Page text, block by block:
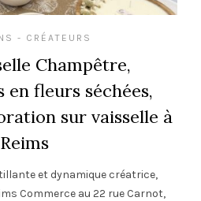
- CRÉATEURS
Champêtre,
en fleurs séchées,
sur vaisselle à
Reims
et dynamique créatrice,
Commerce au 22 rue Carnot,